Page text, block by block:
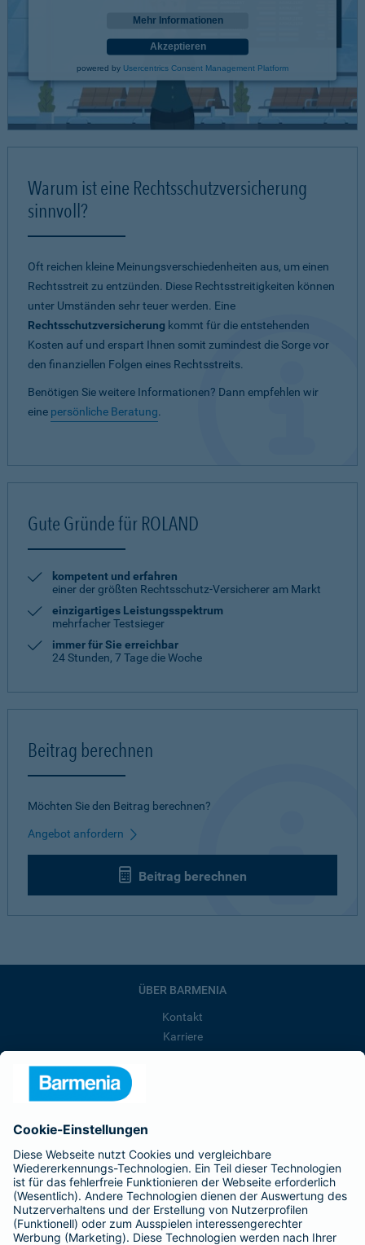
Mehr Informationen
Akzeptieren
powered by Usercentrics Consent Management Platform
Warum ist eine Rechtsschutzversicherung
sinnvoll?
Oft reichen kleine Meinungsverschiedenheiten aus, um einen
Rechtsstreit zu entzünden. Diese Rechtsstreitigkeiten können
unter Umständen sehr teuer werden. Eine
Rechtsschutzversicherung kommt für die entstehenden
Kosten auf und erspart Ihnen somit zumindest die Sorge vor
den finanziellen Folgen eines Rechtsstreits.
Benötigen Sie weitere Informationen? Dann empfehlen wir
eine persönliche Beratung.
Gute Gründe für ROLAND
kompetent und erfahren
einer der größten Rechtsschutz-Versicherer am Markt
einzigartiges Leistungsspektrum
mehrfacher Testsieger
immer für Sie erreichbar
24 Stunden, 7 Tage die Woche
Beitrag berechnen
Möchten Sie den Beitrag berechnen?
Angebot anfordern
Beitrag berechnen
ÜBER BARMENIA
Kontakt
Karriere
Barmenia ist Teil der BarmeniaGothaer
BELIEBTE SEITEN
Kranken-Zusatzversicherung
Tierversicherungen
Haftpflichtversicherung